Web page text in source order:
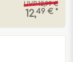
UVP 12,99 €
12,49 € *